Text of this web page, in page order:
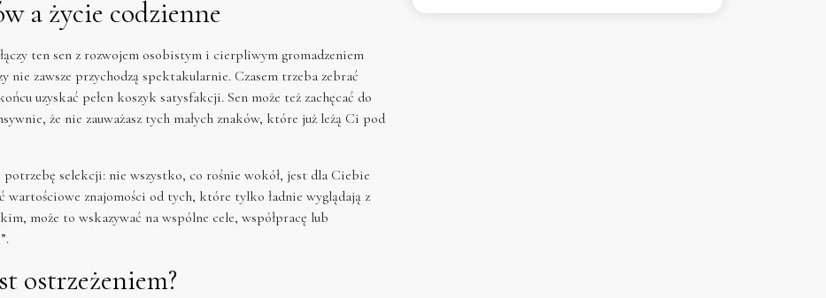
a życie codzienne
ten sen z rozwojem osobistym i cierpliwym gromadzeniem
nie zawsze przychodzą spektakularnie. Czasem trzeba zebrać
uzyskać pełen koszyk satysfakcji. Sen może też zachęcać do
że nie zauważasz tych małych znaków, które już leżą Ci pod
selekcji: nie wszystko, co rośnie wokół, jest dla Ciebie
wartościowe znajomości od tych, które tylko ładnie wyglądają z
może to wskazywać na wspólne cele, współpracę lub
ostrzeżeniem?